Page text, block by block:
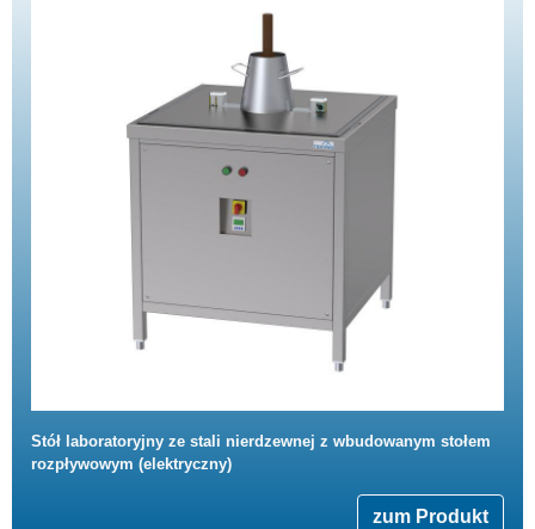
Stół laboratoryjny ze stali nierdzewnej z wbudowanym stołem
rozpływowym (elektryczny)
zum Produkt